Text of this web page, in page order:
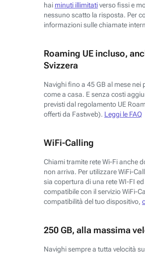
hai minuti illimitativerso fissi e
nessuno scatto la risposta. Per
informazioni sulle chiamate
Roaming UE incluso,
Svizzera
Navighi fino a 45 GB al mese nei
come a casa. E senza costi
previsti dal regolamento UE
offerti da Fastweb). Leggi le FAQ
WiFi-Calling
Chiami tramite rete Wi-Fi anche
non arriva. Per utilizzare WiFi-
sia copertura di una rete WI-FI
compatibile con il servizio WiFi-
compatibilità del tuo dispositivo,
250 GB, alla massima
Navighi sempre a tutta velocità